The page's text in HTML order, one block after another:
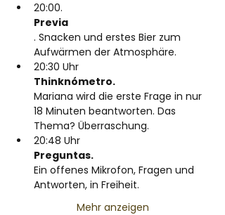
20:00.
Previa
. Snacken und erstes Bier zum
Aufwärmen der Atmosphäre.
20:30 Uhr
Thinknómetro.
Mariana wird die erste Frage in nur
18 Minuten beantworten. Das
Thema? Überraschung.
20:48 Uhr
Preguntas.
Ein offenes Mikrofon, Fragen und
Antworten, in Freiheit.
Mehr anzeigen